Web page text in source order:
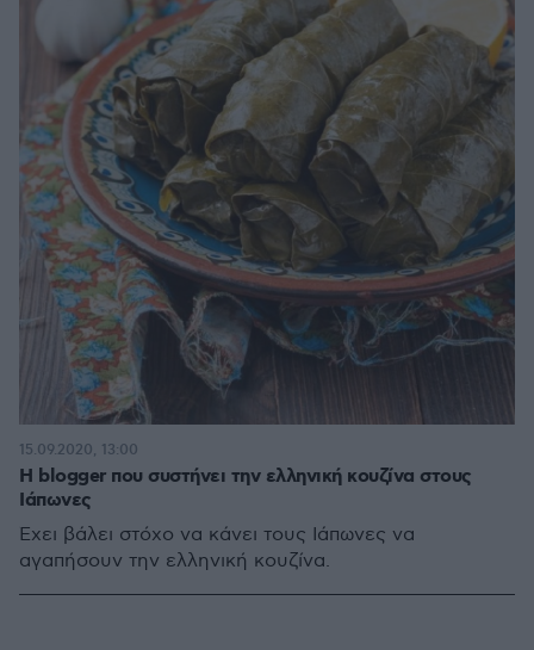
Η blogger που συστήνει την ελληνική κουζίνα στους
Ιάπωνες
Έχει βάλει στόχο να κάνει τους Ιάπωνες να
αγαπήσουν την ελληνική κουζίνα.
15.09.2020, 13:00